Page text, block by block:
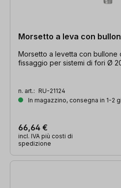
Morsetto a leva con
Morsetto a levetta con bullone
fissaggio per sistemi di fori Ø
n. art.: RU-21124
In magazzino, consegna in 1-2
66,64 €
incl. IVA più costi di
spedizione